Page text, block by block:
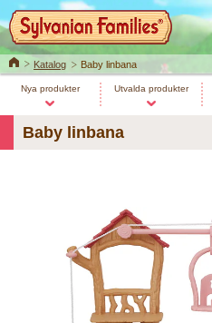
HomeKatalog Baby linbana
Nya produkter Utvalda produkter
Baby linbana